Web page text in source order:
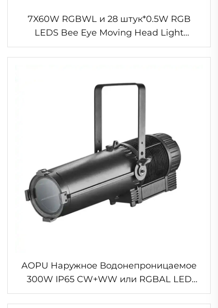
7X60W RGBWL и 28 штук*0.5W RGB
LEDS Bee Eye Moving Head Light
Водонепроницаемый LED Wash Zoom
Light для сцены Диско Клуба
AOPU Наружное Водонепроницаемое
300W IP65 CW+WW или RGBAL LED
Профильный Спот С Зумом